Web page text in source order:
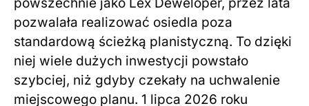
powszechnie jako Lex Deweloper, przez lata
pozwalała realizować osiedla poza
standardową ścieżką planistyczną. To dzięki
niej wiele dużych inwestycji powstało
szybciej, niż gdyby czekały na uchwalenie
miejscowego planu. 1 lipca 2026 roku